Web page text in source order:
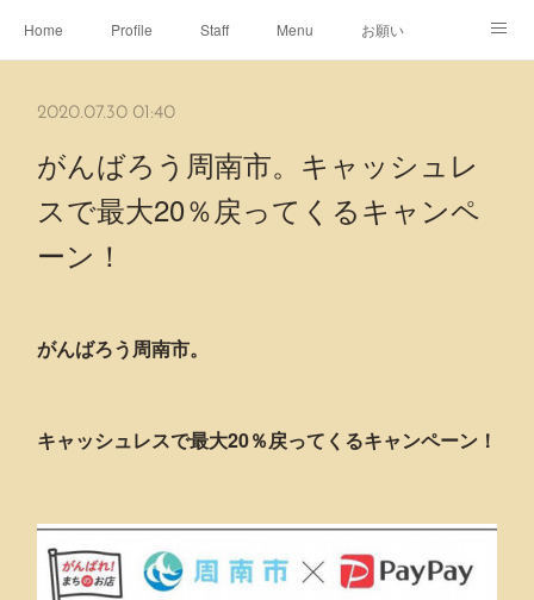
Home Profile Staff Menu お願い
2020.07.30 01:40
がんばろう周南市。キャッシュレ
スで最大20％戻ってくるキャンペ
ーン！
がんばろう周南市。
キャッシュレスで最大20％戻ってくるキャンペーン！